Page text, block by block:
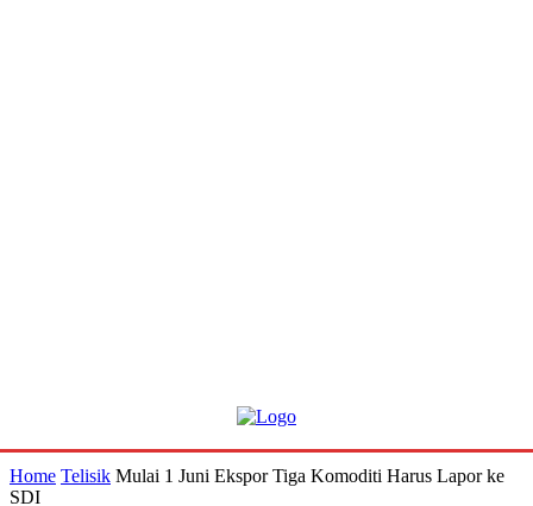
Home Telisik Mulai 1 Juni Ekspor Tiga Komoditi Harus Lapor ke
SDI